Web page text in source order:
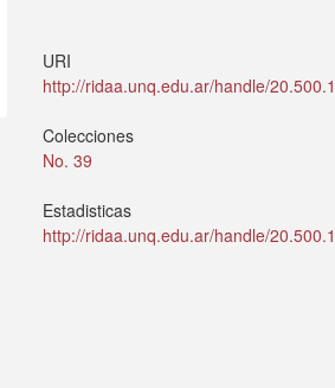
URI
http://ridaa.unq.edu.ar/handle/
Colecciones
No. 39
Estadisticas
http://ridaa.unq.edu.ar/handle/